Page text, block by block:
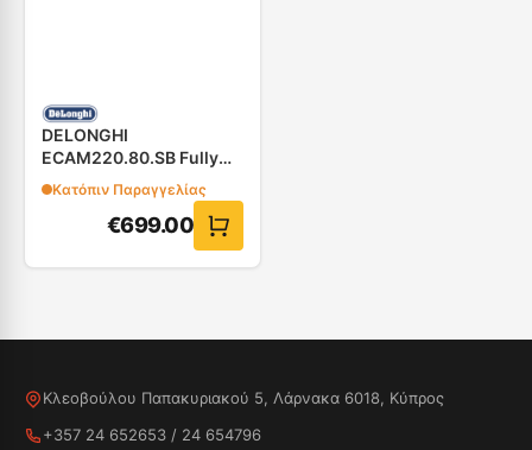
DELONGHI
ECAM220.80.SB Fully
Automatic Coffee Maker
Κατόπιν Παραγγελίας
€699.00
Κλεοβούλου Παπακυριακού 5, Λάρνακα 6018, Κύπρος
+357 24 652653 / 24 654796